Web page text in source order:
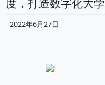
度，打造数字化大学
2022年6月27日